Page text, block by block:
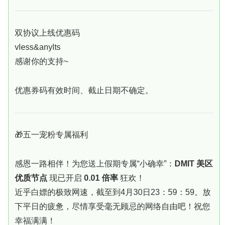
双协议上线优惠码
vless&anylts
感谢你的支持~
优惠券码有效时间、截止日期不确定。
🎁五一宠粉专属福利
感恩一路相伴！为您送上假期专属“小确幸”： DMIT 美区
优质节点 现已开启 0.01 倍率 狂欢！
近乎白嫖的极致网速，截至到4月30日23：59：59。放
下平日的疲惫，尽情享受毫无顾忌的网络自由吧！祝您
幸福满满！